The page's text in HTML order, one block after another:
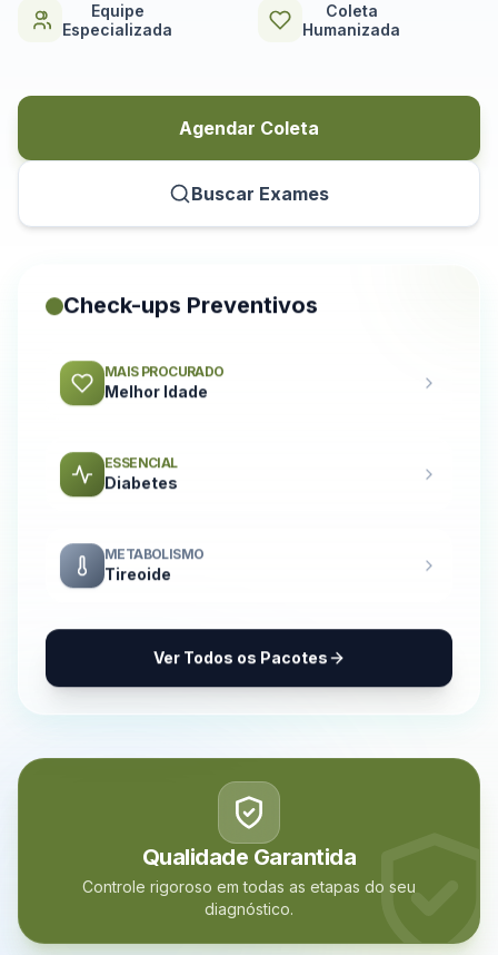
Equipe
Especializada
Coleta
Humanizada
Agendar Coleta
Buscar Exames
Check-ups Preventivos
MAIS PROCURADO
Melhor Idade
ESSENCIAL
Diabetes
METABOLISMO
Tireoide
Ver Todos os Pacotes
Qualidade Garantida
Controle rigoroso em todas as etapas do seu
diagnóstico.